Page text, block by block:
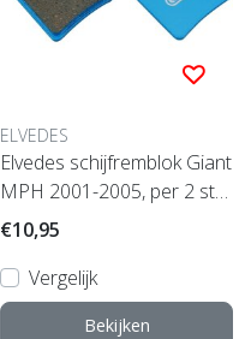
ELVEDES
Elvedes schijfremblok Giant
MPH 2001-2005, per 2 stu
ks,
€10,95
Vergelijk
Bekijken